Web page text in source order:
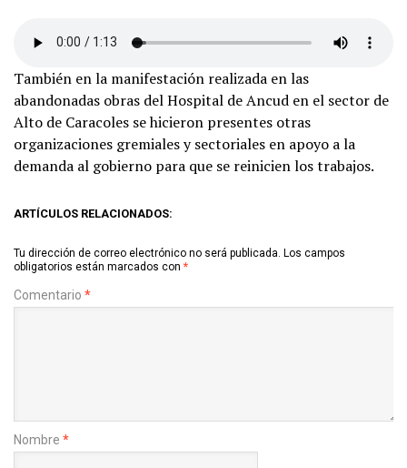
También en la manifestación realizada en las
abandonadas obras del Hospital de Ancud en el sector de
Alto de Caracoles se hicieron presentes otras
organizaciones gremiales y sectoriales en apoyo a la
demanda al gobierno para que se reinicien los trabajos.
ARTÍCULOS RELACIONADOS:
Tu dirección de correo electrónico no será publicada. Los campos
obligatorios están marcados con *
Comentario *
Nombre *